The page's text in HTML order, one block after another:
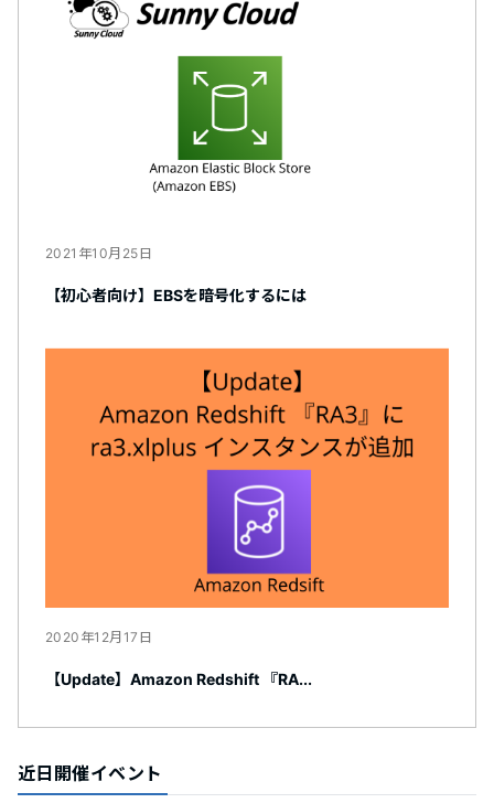
2021年10月25日
【初心者向け】EBSを暗号化するには
2020年12月17日
【Update】Amazon Redshift 『RA...
近日開催イベント